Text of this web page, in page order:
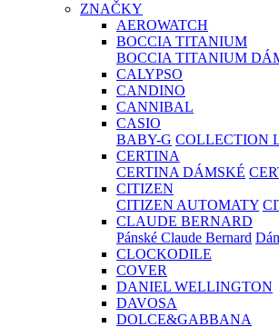
ZNAČKY
AEROWATCH
BOCCIA TITANIUM
BOCCIA TITANIUM
CALYPSO
CANDINO
CANNIBAL
CASIO
BABY-G COLLECTION
CERTINA
CERTINA DÁMSKÉ
CITIZEN
CITIZEN AUTOMATY
CLAUDE BERNARD
Pánské Claude Bernard
CLOCKODILE
COVER
DANIEL WELLINGTON
DAVOSA
DOLCE&GABBANA